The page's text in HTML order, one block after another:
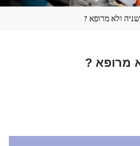
ולא מרופא ?
מרופא ?